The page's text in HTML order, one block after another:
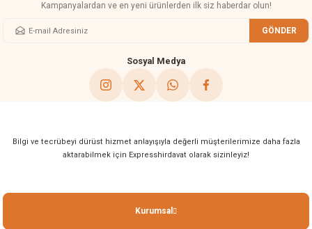
Kampanyalardan ve en yeni ürünlerden ilk siz haberdar olun!
GÖNDER
Sosyal Medya
Bilgi ve tecrübeyi dürüst hizmet anlayışıyla değerli müşterilerimize daha fazla
aktarabilmek için Expresshirdavat olarak sizinleyiz!
Kurumsal